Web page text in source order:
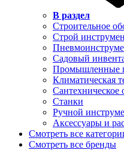
В раздел
Строительное
Строй
Садовый
Промышленные
Климатическая
Сантехническое
Станки
Ручной
Аксессуары и
Смотреть все
Смотреть все бренды